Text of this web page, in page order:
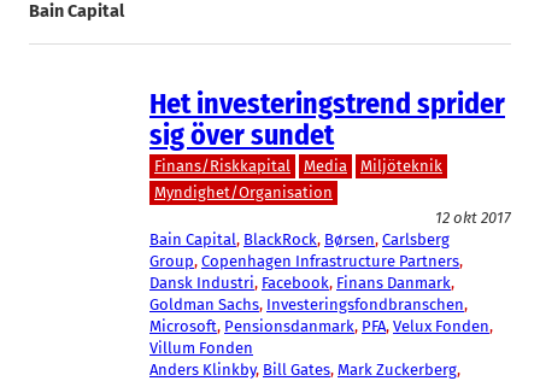
Bain Capital
Het investeringstrend sprider
sig över sundet
Finans/Riskkapital Media
Miljöteknik
Myndighet/Organisation
12 okt 2017
Bain Capital, BlackRock, Børsen, Carlsberg
Group, Copenhagen Infrastructure Partners
Dansk Industri, Facebook, Finans Danmark
Goldman Sachs, Investeringsfondbranschen
Microsoft, Pensionsdanmark, PFA, Velux Fonden
Villum Fonden
Anders Klinkby, Bill Gates, Mark Zuckerberg